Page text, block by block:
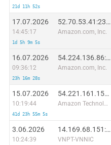
21d 11h 52s
17.07.2026
14:45:17
1d 5h 9m 5s
52.70.53.41:23826
Amazon.com, Inc.
16.07.2026
09:36:12
23h 16m 28s
54.224.136.86:29044
Amazon.com, Inc.
15.07.2026
10:19:44
41d 23h 55m 5s
54.221.161.150:61623
Amazon Technologies Inc.
3.06.2026
10:24:39
14.169.68.151:51373
VNPT-VNNIC